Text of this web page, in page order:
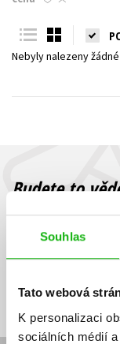
Souhlas
Tato webová
K personalizaci
sociálních médií
Young adult (SK)
Nebyly nalezeny
Budete to
Zajímá Vás, jaký
sleva, jaká běží
mailová
adresa
mailová
adresa
Vaše e-mailová